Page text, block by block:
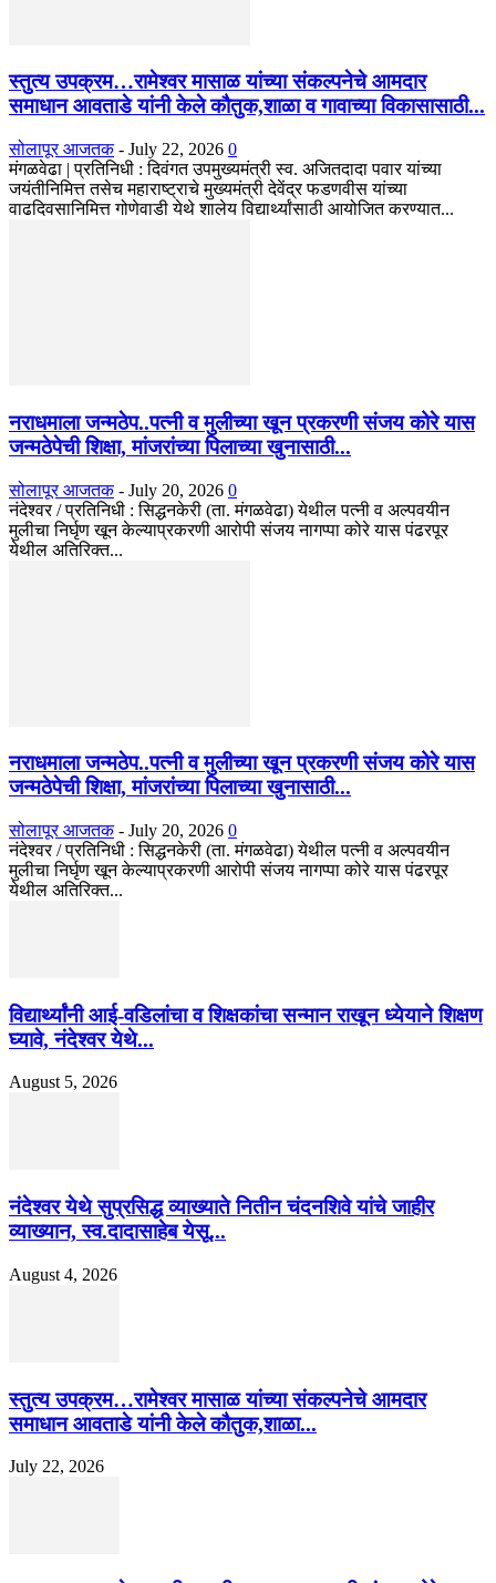
स्तुत्य उपक्रम…रामेश्वर मासाळ यांच्या संकल्पनेचे आमदार
समाधान आवताडे यांनी केले कौतुक,शाळा व गावाच्या विकासासाठी...
सोलापूर आजतक - July 22, 2026 0
मंगळवेढा | प्रतिनिधी : दिवंगत उपमुख्यमंत्री स्व. अजितदादा पवार यांच्या
जयंतीनिमित्त तसेच महाराष्ट्राचे मुख्यमंत्री देवेंद्र फडणवीस यांच्या
वाढदिवसानिमित्त गोणेवाडी येथे शालेय विद्यार्थ्यांसाठी आयोजित करण्यात...
नराधमाला जन्मठेप..पत्नी व मुलीच्या खून प्रकरणी संजय कोरे यास
जन्मठेपेची शिक्षा, मांजरांच्या पिलाच्या खुनासाठी...
सोलापूर आजतक - July 20, 2026 0
नंदेश्वर / प्रतिनिधी : सिद्धनकेरी (ता. मंगळवेढा) येथील पत्नी व अल्पवयीन
मुलीचा निर्घृण खून केल्याप्रकरणी आरोपी संजय नागप्पा कोरे यास पंढरपूर
येथील अतिरिक्त...
नराधमाला जन्मठेप..पत्नी व मुलीच्या खून प्रकरणी संजय कोरे यास
जन्मठेपेची शिक्षा, मांजरांच्या पिलाच्या खुनासाठी...
सोलापूर आजतक - July 20, 2026 0
नंदेश्वर / प्रतिनिधी : सिद्धनकेरी (ता. मंगळवेढा) येथील पत्नी व अल्पवयीन
मुलीचा निर्घृण खून केल्याप्रकरणी आरोपी संजय नागप्पा कोरे यास पंढरपूर
येथील अतिरिक्त...
विद्यार्थ्यांनी आई-वडिलांचा व शिक्षकांचा सन्मान राखून ध्येयाने शिक्षण
घ्यावे, नंदेश्वर येथे...
August 5, 2026
नंदेश्वर येथे सुप्रसिद्ध व्याख्याते नितीन चंदनशिवे यांचे जाहीर
व्याख्यान, स्व.दादासाहेब येसू...
August 4, 2026
स्तुत्य उपक्रम…रामेश्वर मासाळ यांच्या संकल्पनेचे आमदार
समाधान आवताडे यांनी केले कौतुक,शाळा...
July 22, 2026